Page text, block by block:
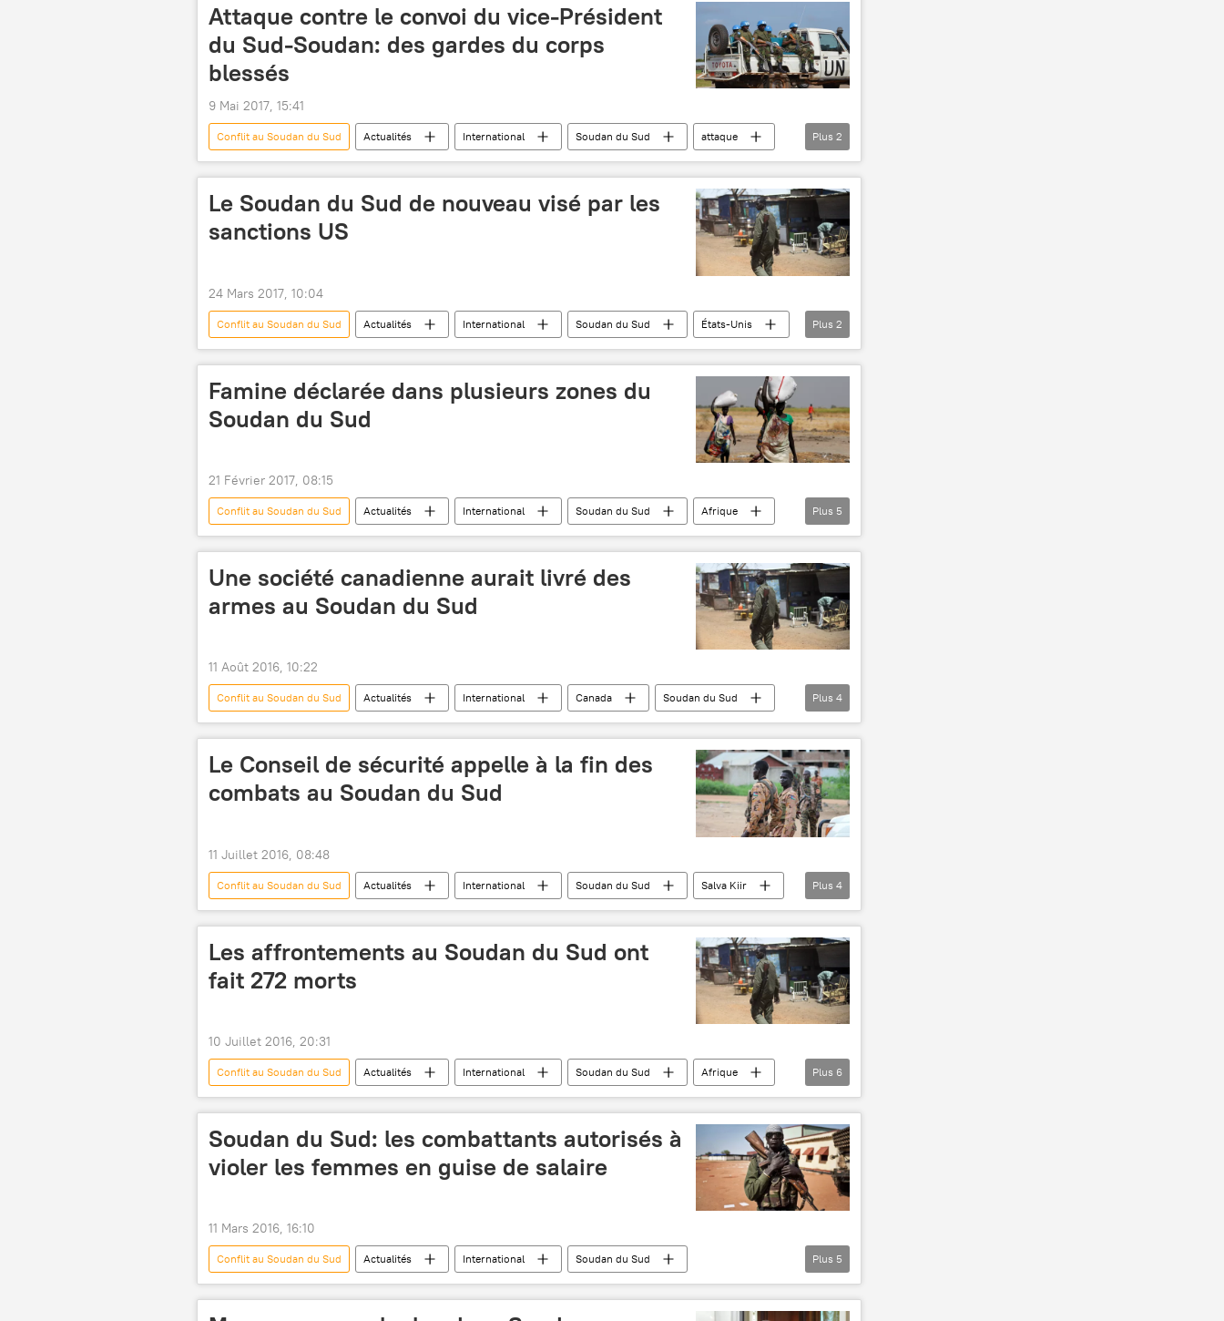
Attaque contre le convoi du vice-Président
du Sud-Soudan: des gardes du corps
blessés
9 Mai 2017, 15:41
Conflit au Soudan du Sud Actualités International Soudan du Sud
attaque
convoi
blessés
Plus 2
Le Soudan du Sud de nouveau visé par les
sanctions US
24 Mars 2017, 10:04
Conflit au Soudan du Sud Actualités International Soudan du Sud
États-Unis
sanctions
aide humanitaire
Plus 2
Famine déclarée dans plusieurs zones du
Soudan du Sud
21 Février 2017, 08:15
Conflit au Soudan du Sud Actualités International Soudan du Sud
Afrique
Unicef (Fonds des Nations unies pour l'enfance)
PAM (Programme alimentaire mondial)
Plus 5
Une société canadienne aurait livré des
armes au Soudan du Sud
11 Août 2016, 10:22
Conflit au Soudan du Sud Actualités International Canada
Soudan du Sud
armements
livraisons livraisons d'armes véhicules blindés
Plus 4
Le Conseil de sécurité appelle à la fin des
combats au Soudan du Sud
11 Juillet 2016, 08:48
Conflit au Soudan du Sud Actualités International Soudan du Sud
Salva Kiir
Riek Machar
Conseil de sécurité de l'Onu évacuation combat
Plus 4
Les affrontements au Soudan du Sud ont
fait 272 morts
10 Juillet 2016, 20:31
Conflit au Soudan du Sud Actualités International Soudan du Sud
Afrique
Salva Kiir
Riek Machar émeutes guerre victimes morts
Plus 6
Soudan du Sud: les combattants autorisés à
violer les femmes en guise de salaire
11 Mars 2016, 16:10
Conflit au Soudan du Sud Actualités International
Soudan du Sud
Zeid Ra'ad al-Hussein
ONU
violences
Plus 5